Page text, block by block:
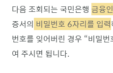
다음 조회되는 국민은행 금융
증서의 비밀번호 6자리를 입력
번호를 잊어버린 경우 “비밀
여 주시면 됩니다.